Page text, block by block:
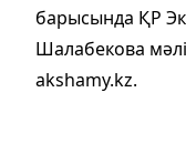
барысында ҚР
Шалабекова
akshamy.kz.